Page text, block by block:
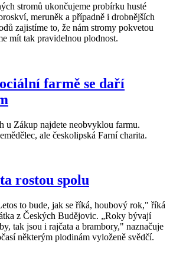
stromů ukončujeme probírku husté
meruněk a případně i drobnějších
zajistíme to, že nám stromy pokvetou
mít tak pravidelnou plodnost.
farmě se daří
u Zákup najdete neobvyklou farmu.
ale českolipská Farní charita.
rostou spolu
to bude, jak se říká, houbový rok," říká
z Českých Budějovic. „Roky bývají
tak jsou i rajčata a brambory," naznačuje
některým plodinám vyloženě svědčí.